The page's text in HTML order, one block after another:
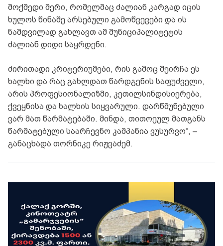
მოქმედი მერი, რომელმაც ძალიან კარგად იცის
ხულოს წინაშე არსებული გამოწვევები და ის
ნამდვილად გახლავთ ამ მუნიციპალიტეტის
ძალიან დიდი საყრდენი.
ძირითადი კრიტერიუმები, რის გამოც შეირჩა ეს
ხალხი და რაც გახლდათ წარდგენის საფუძველი,
არის პროფესიონალიზმი, კეთილსინდისიერება,
ქვეყნისა და ხალხის სიყვარული. დარწმუნებული
ვარ მათ წარმატებაში. მინდა, თითოეულ მათგანს
წარმატებული საარჩევნო კამპანია ვუსურვო“, –
განაცხადა თორნიკე რიჟვაძემ.